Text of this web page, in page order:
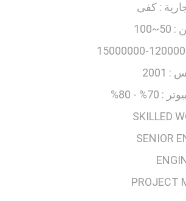
:كفى
:
50~100
12000000-
:
2001
:
70% - 80%
SKILLED
SENIOR
PROJECT